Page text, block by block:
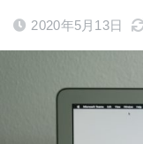
2020年5月13日